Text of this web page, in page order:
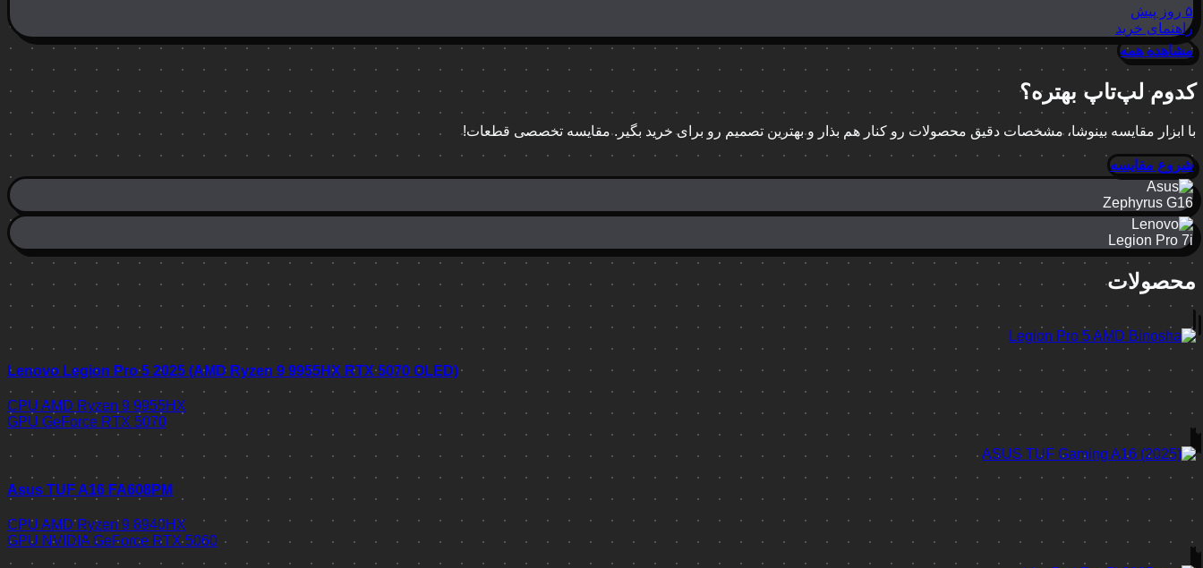
۵ روز پیش
راهنمای خرید
مشاهده همه
کدوم لپ‌تاپ بهتره؟
با ابزار مقایسه بینوشا، مشخصات دقیق محصولات رو کنار هم بذار و بهترین تصمیم رو برای خرید بگیر. مقایسه تخصصی قطعات!
شروع مقایسه
Zephyrus G16
Legion Pro 7i
محصولات
Lenovo Legion Pro 5 2025 (AMD Ryzen 9 9955HX RTX 5070 OLED)
CPU AMD Ryzen 9 9955HX
GPU GeForce RTX 5070
Asus TUF A16 FA608PM
CPU AMD Ryzen 9 8940HX
GPU NVIDIA GeForce RTX 5060